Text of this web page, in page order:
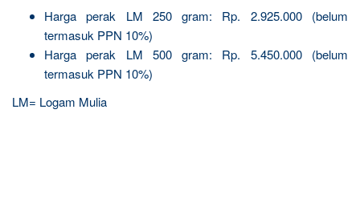
Harga perak LM 250 gram: Rp. 2.925.000 (belum
termasuk PPN 10%)
Harga perak LM 500 gram: Rp. 5.450.000 (belum
termasuk PPN 10%)
LM= Logam Mulia